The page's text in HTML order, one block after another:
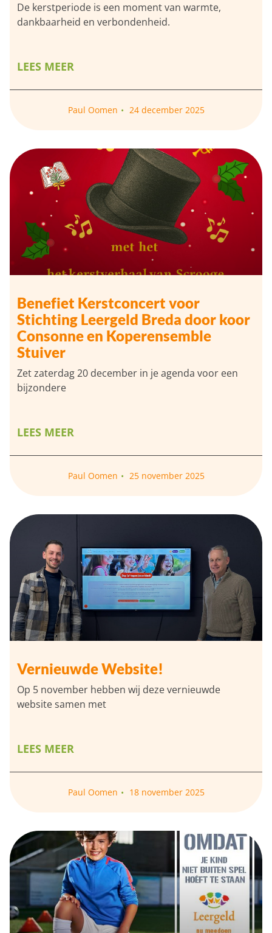
De kerstperiode is een moment van warmte,
dankbaarheid en verbondenheid.
LEES MEER
Paul Oomen 24 december 2025
Benefiet Kerstconcert voor
Stichting Leergeld Breda door koor
Consonne en Koperensemble
Stuiver
Zet zaterdag 20 december in je agenda voor een
bijzondere
LEES MEER
Paul Oomen 25 november 2025
Vernieuwde Website!
Op 5 november hebben wij deze vernieuwde
website samen met
LEES MEER
Paul Oomen 18 november 2025